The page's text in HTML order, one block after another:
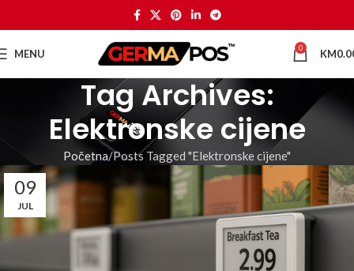
MENU 0 KM
Tag Archives:
Elektronske cijene
Početna Posts Tagged "Elektronske cijene"
09
JUL